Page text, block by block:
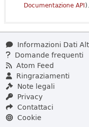
Documentazione API).
Informazioni Dati
Domande frequenti
Atom Feed
Ringraziamenti
Note legali
Privacy
Contattaci
Cookie